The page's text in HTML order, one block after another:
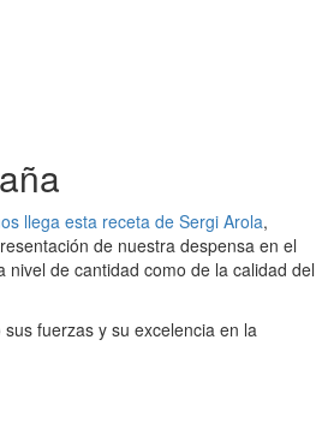
llega esta receta de Sergi Arola,
de nuestra despensa en el
de cantidad como de la calidad del
fuerzas y su excelencia en la